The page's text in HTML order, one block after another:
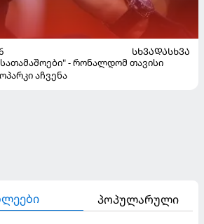
ᲡᲮᲕᲐᲓᲐᲡᲮᲕᲐ
სათამაშოები" - რონალდომ თავისი
აჩვენა
პოპულარული